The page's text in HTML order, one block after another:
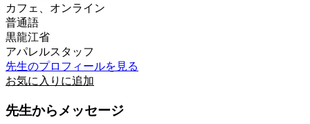
カフェ、オンライン
普通語
黒龍江省
アパレルスタッフ
先生のプロフィールを見る
お気に入りに追加
先生からメッセージ